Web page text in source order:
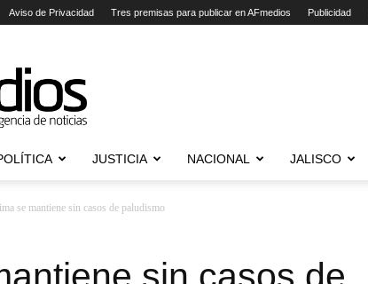
Aviso de Privacidad Tres premisas para publicar en AFmedios Publicidad
JUSTICIA NACIONAL JALISCO
se mantiene sin casos de paludismo